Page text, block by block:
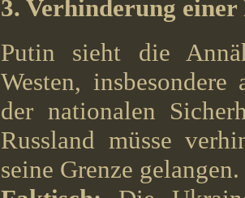
3. Verhinderung
Putin sieht die
Westen,
der nationalen
Russland müsse
seine Grenze gelangen.